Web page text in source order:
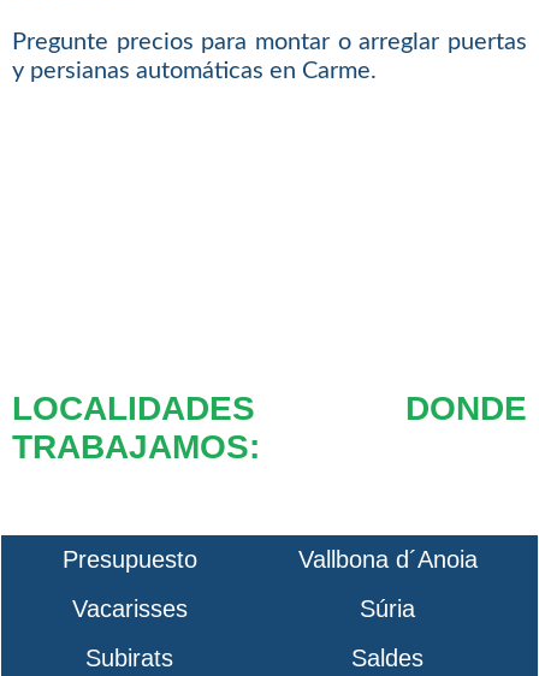
Pregunte precios para montar o arreglar puertas
y persianas automáticas en Carme.
LOCALIDADES DONDE
TRABAJAMOS:
Presupuesto
Vallbona d´Anoia
Vacarisses
Súria
Subirats
Saldes